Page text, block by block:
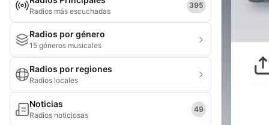
Radios más escuchadas
395
Radios por género
15 géneros musicales
Radios por regiones
Radios locales
Noticias
Radios noticiosas
49